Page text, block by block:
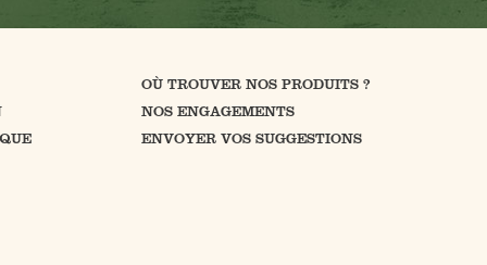
OÙ TROUVER NOS PRODUITS ?
NOS ENGAGEMENTS
ENVOYER VOS SUGGESTIONS